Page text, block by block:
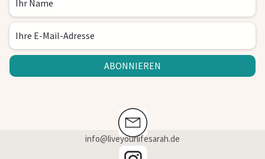
ABONNIEREN
info@liveyourlifesarah.de